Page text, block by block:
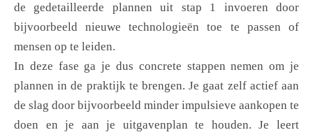
de gedetailleerde plannen uit stap 1 invoeren door
bijvoorbeeld nieuwe technologieën toe te passen of
mensen op te leiden.
In deze fase ga je dus concrete stappen nemen om je
plannen in de praktijk te brengen. Je gaat zelf actief aan
de slag door bijvoorbeeld minder impulsieve aankopen te
doen en je aan je uitgavenplan te houden. Je leert